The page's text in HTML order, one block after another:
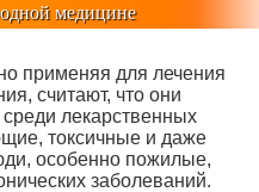
медицине
применяя для лечения
считают, что они
лекарственных
токсичные и даже
особенно пожилые,
заболеваний.